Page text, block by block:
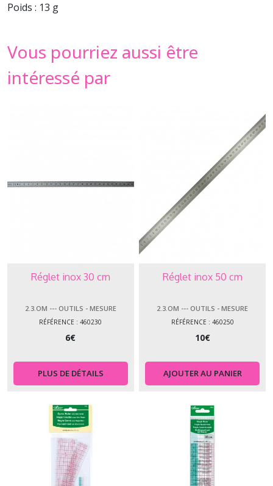
Poids : 13 g
Vous pourriez aussi être
intéressé par
Réglet inox 30 cm
2.3.OM --- OUTILS - MESURE
RÉFÉRENCE : 460230
6€
PLUS DE DÉTAILS
Réglet inox 50 cm
2.3.OM --- OUTILS - MESURE
RÉFÉRENCE : 460250
10€
AJOUTER AU PANIER